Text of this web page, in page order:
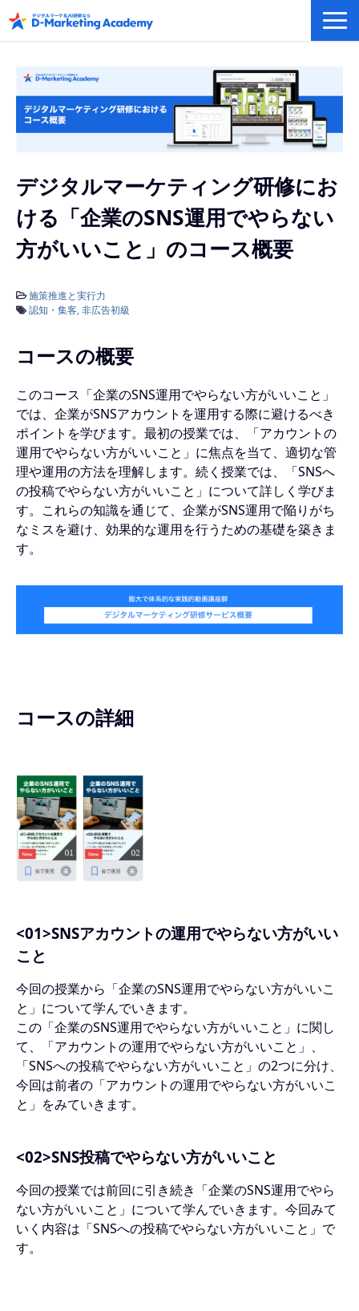
eラーニングシステム
カリキュラム例/事例
無料プラン/キャンペーン/特集
デジタルマーケティング研修にお
ける「企業のSNS運用でやらない
方がいいこと」のコース概要
施策推進と実行力
認知・集客 非広告初級
コースの概要
このコース「企業のSNS運用でやらない方がいいこと」
では、企業がSNSアカウントを運用する際に避けるべき
ポイントを学びます。最初の授業では、「アカウントの
運用でやらない方がいいこと」に焦点を当て、適切な管
理や運用の方法を理解します。続く授業では、「SNSへ
の投稿でやらない方がいいこと」について詳しく学びま
す。これらの知識を通じて、企業がSNS運用で陥りがち
なミスを避け、効果的な運用を行うための基礎を築きま
す。
コースの詳細
<01>SNSアカウントの運用でやらない方がいい
こと
今回の授業から「企業のSNS運用でやらない方がいいこ
と」について学んでいきます。
この「企業のSNS運用でやらない方がいいこと」に関し
て、「アカウントの運用でやらない方がいいこと」、
「SNSへの投稿でやらない方がいいこと」の2つに分け、
今回は前者の「アカウントの運用でやらない方がいいこ
と」をみていきます。
<02>SNS投稿でやらない方がいいこと
今回の授業では前回に引き続き「企業のSNS運用でやら
ない方がいいこと」について学んでいきます。今回みて
いく内容は「SNSへの投稿でやらない方がいいこと」で
す。